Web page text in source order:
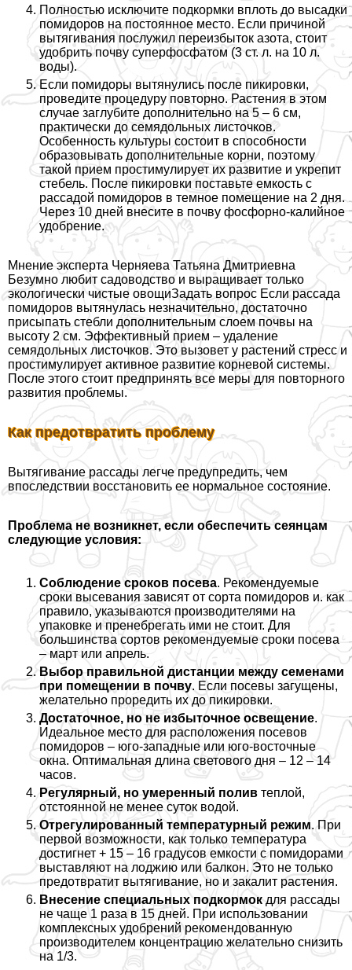
Полностью исключите подкормки вплоть до высадки
помидоров на постоянное место. Если причиной
вытягивания послужил переизбыток азота, стоит
удобрить почву суперфосфатом (3 ст. л. на 10 л.
воды).
Если помидоры вытянулись после пикировки,
проведите процедуру повторно. Растения в этом
случае заглубите дополнительно на 5 – 6 см,
пpaктически до семядольных листочков.
Особенность культуры состоит в способности
образовывать дополнительные корни, поэтому
такой прием простимулирует их развитие и укрепит
стебель. После пикировки поставьте емкость с
рассадой помидоров в темное помещение на 2 дня.
Через 10 дней внесите в почву фосфорно-калийное
удобрение.
Мнение эксперта Черняева Татьяна Дмитриевна
Безумно любит садоводство и выращивает только
экологически чистые овощиЗадать вопрос Если рассада
помидоров вытянулась незначительно, достаточно
присыпать стeбли дополнительным слоем почвы на
высоту 2 см. Эффективный прием – удаление
семядольных листочков. Это вызовет у растений стресс и
простимулирует активное развитие корневой системы.
После этого стоит предпринять все меры для повторного
развития проблемы.
Как предотвратить проблему
Вытягивание рассады легче предупредить, чем
впоследствии восстановить ее нормальное состояние.
Проблема не возникнет, если обеспечить сеянцам
следующие условия:
Соблюдение сроков посева. Рекомендуемые
сроки высевания зависят от сорта помидоров и. как
правило, указываются производителями на
упаковке и пренебрегать ими не стоит. Для
большинства сортов рекомендуемые сроки посева
– март или апрель.
Выбор правильной дистанции между семенами
при помещении в почву. Если посевы загущены,
желательно проредить их до пикировки.
Достаточное, но не избыточное освещение.
Идеальное место для расположения посевов
помидоров – юго-западные или юго-восточные
окна. Оптимальная длина светового дня – 12 – 14
часов.
Регулярный, но умеренный полив теплой,
отстоянной не менее суток водой.
Отрегулированный температурный режим. При
первой возможности, как только температура
достигнет + 15 – 16 градусов емкости с помидорами
выставляют на лоджию или балкон. Это не только
предотвратит вытягивание, но и закалит растения.
Внесение специальных подкормокдля рассады
не чаще 1 раза в 15 дней. При использовании
комплексных удобрений рекомендованную
производителем концентрацию желательно снизить
на 1/3.